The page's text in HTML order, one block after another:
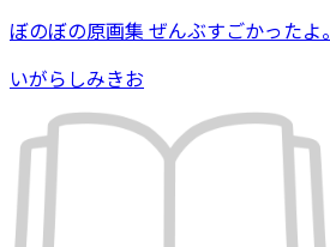
ぼのぼの原画集 ぜんぶすごかったよ。
いがらしみきお